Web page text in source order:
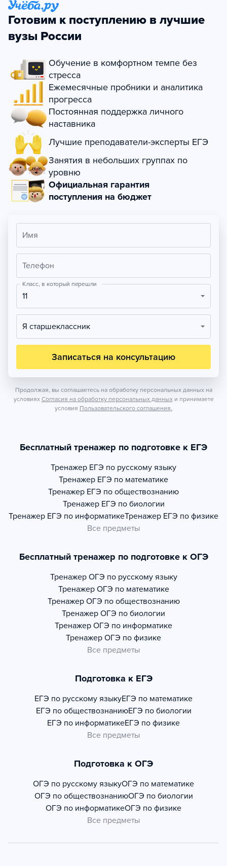
Готовим к поступлению в лучшие
вузы России
Обучение в комфортном темпе без
стресса
Ежемесячные пробники и аналитика
прогресса
Постоянная поддержка личного
наставника
Лучшие преподаватели-эксперты ЕГЭ
Занятия в небольших группах по
уровню
Официальная гарантия
поступления на бюджет
Имя
Телефон
Класс, в который перешли
11
Я старшеклассник
Записаться на консультацию
Продолжая, вы соглашаетесь на обработку персональных данных на
условиях Согласия на обработку персональных данных и принимаете
условия Пользовательского соглашения.
Бесплатный тренажер по подготовке к ЕГЭ
Тренажер ЕГЭ по русскому языку
Тренажер ЕГЭ по математике
Тренажер ЕГЭ по обществознанию
Тренажер ЕГЭ по биологии
Тренажер ЕГЭ по информатикеТренажер ЕГЭ по физике
Все предметы
Бесплатный тренажер по подготовке к ОГЭ
Тренажер ОГЭ по русскому языку
Тренажер ОГЭ по математике
Тренажер ОГЭ по обществознанию
Тренажер ОГЭ по биологии
Тренажер ОГЭ по информатике
Тренажер ОГЭ по физике
Все предметы
Подготовка к ЕГЭ
ЕГЭ по русскому языкуЕГЭ по математике
ЕГЭ по обществознаниюЕГЭ по биологии
ЕГЭ по информатикеЕГЭ по физике
Все предметы
Подготовка к ОГЭ
ОГЭ по русскому языкуОГЭ по математике
ОГЭ по обществознаниюОГЭ по биологии
ОГЭ по информатикеОГЭ по физике
Все предметы